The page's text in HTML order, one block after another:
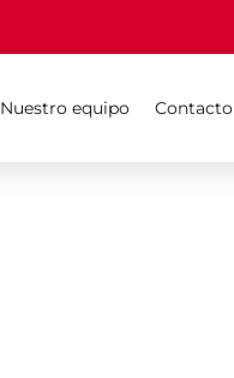
Nuestro equipo Contacto